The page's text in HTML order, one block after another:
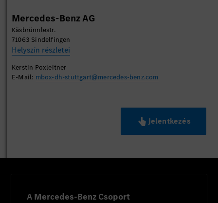
Mercedes-Benz AG
Käsbrünnlestr.
71063 Sindelfingen
Helyszín részletei
Kerstin Poxleitner
E-Mail: mbox-dh-stuttgart@mercedes-benz.com
Jelentkezés
A Mercedes-Benz Csoport